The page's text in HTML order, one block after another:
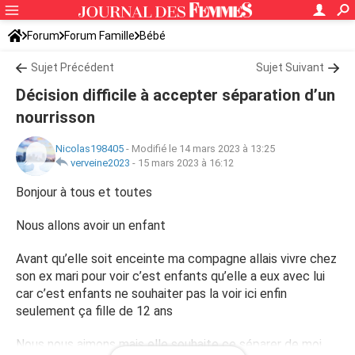
Forum Forum Famille Bébé
Sujet Précédent Sujet Suivant
Décision difficile à accepter séparation d’un
nourrisson
Nicolas198405 - Modifié le 14 mars 2023 à 13:25
verveine2023 - 15 mars 2023 à 16:12
Bonjour à tous et toutes
Nous allons avoir un enfant
Avant qu’elle soit enceinte ma compagne allais vivre chez
son ex mari pour voir c’est enfants qu’elle a eux avec lui
car c’est enfants ne souhaiter pas la voir ici enfin
seulement ça fille de 12 ans
Nous nous aimons mais elle souhaite ce séparer de moi